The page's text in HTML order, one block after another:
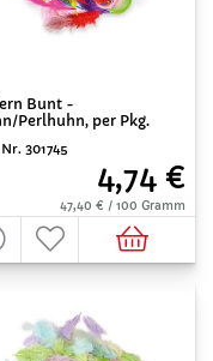
Bunt -
Perlhuhn, per Pkg.
301745
4,74 €
47,40 € / 100 Gramm